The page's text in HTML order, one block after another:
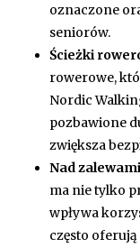
oznaczone
seniorów.
Ścieżki
rowerowe,
Nordic
pozbawione
zwiększa
Nad
ma nie tylko
wpływa
często